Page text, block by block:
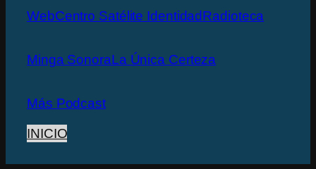
WebCentro Satélite IdentidadRadioteca
Minga SonoraLa Única Certeza
Más Podcast
INICIO